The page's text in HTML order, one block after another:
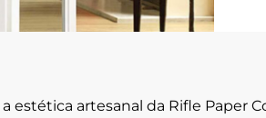
estética artesanal da Rifle Paper